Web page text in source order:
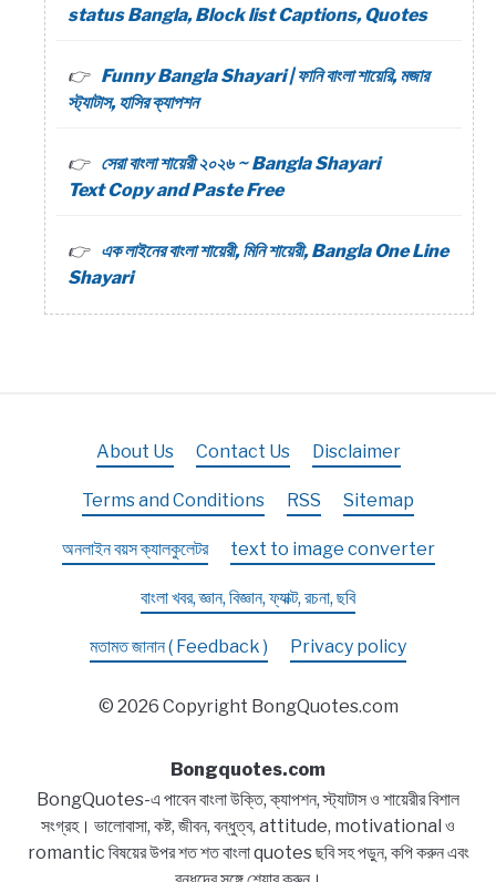
status Bangla, Block list Captions, Quotes
Funny Bangla Shayari | ফানি বাংলা শায়েরি, মজার
স্ট্যাটাস, হাসির ক্যাপশন
সেরা বাংলা শায়েরী ২০২৬ ~ Bangla Shayari
Text Copy and Paste Free
এক লাইনের বাংলা শায়েরী, মিনি শায়েরী, Bangla One Line
Shayari
About Us Contact Us Disclaimer
Terms and Conditions RSS Sitemap
অনলাইন বয়স ক্যালকুলেটর text to image converter
বাংলা খবর, জ্ঞান, বিজ্ঞান, ফ্যাক্ট, রচনা, ছবি
মতামত জানান ( Feedback ) Privacy policy
© 2026 Copyright BongQuotes.com
Bongquotes.com
BongQuotes-এ পাবেন বাংলা উক্তি, ক্যাপশন, স্ট্যাটাস ও শায়েরীর বিশাল
সংগ্রহ। ভালোবাসা, কষ্ট, জীবন, বন্ধুত্ব, attitude, motivational ও
romantic বিষয়ের উপর শত শত বাংলা quotes ছবি সহ পড়ুন, কপি করুন এবং